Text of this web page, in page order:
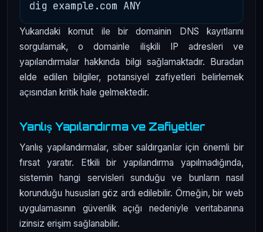
Yukarıdaki komut ile bir domainin DNS kayıtlarını
sorgulamak, o domainle ilişkili IP adresleri ve
yapılandırmalar hakkında bilgi sağlamaktadır. Buradan
elde edilen bilgiler, potansiyel zafiyetleri belirlemek
açısından kritik hale gelmektedir.
Yanlış Yapılandırma ve Zafiyetler
Yanlış yapılandırmalar, siber saldırganlar için önemli bir
fırsat yaratır. Etkili bir yapılandırma yapılmadığında,
sistemin hangi servisleri sunduğu ve bunların nasıl
korunduğu hususları göz ardı edilebilir. Örneğin, bir web
uygulamasının güvenlik açığı nedeniyle veritabanına
izinsiz erişim sağlanabilir.